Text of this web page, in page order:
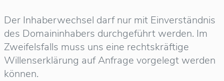
Der Inhaberwechsel darf nur mit Einverständnis
des Domaininhabers durchgeführt werden. Im
Zweifelsfalls muss uns eine rechtskräftige
Willenserklärung auf Anfrage vorgelegt werden
können.